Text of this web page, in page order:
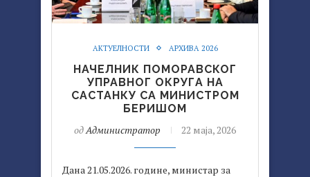
АКТУЕЛНОСТИ АРХИВА 2026
НАЧЕЛНИК ПОМОРАВСКОГ
УПРАВНОГ ОКРУГА НА
САСТАНКУ СА МИНИСТРОМ
БЕРИШОМ
од Администратор 22 маја, 2026
Дана 21.05.2026. године, министар за